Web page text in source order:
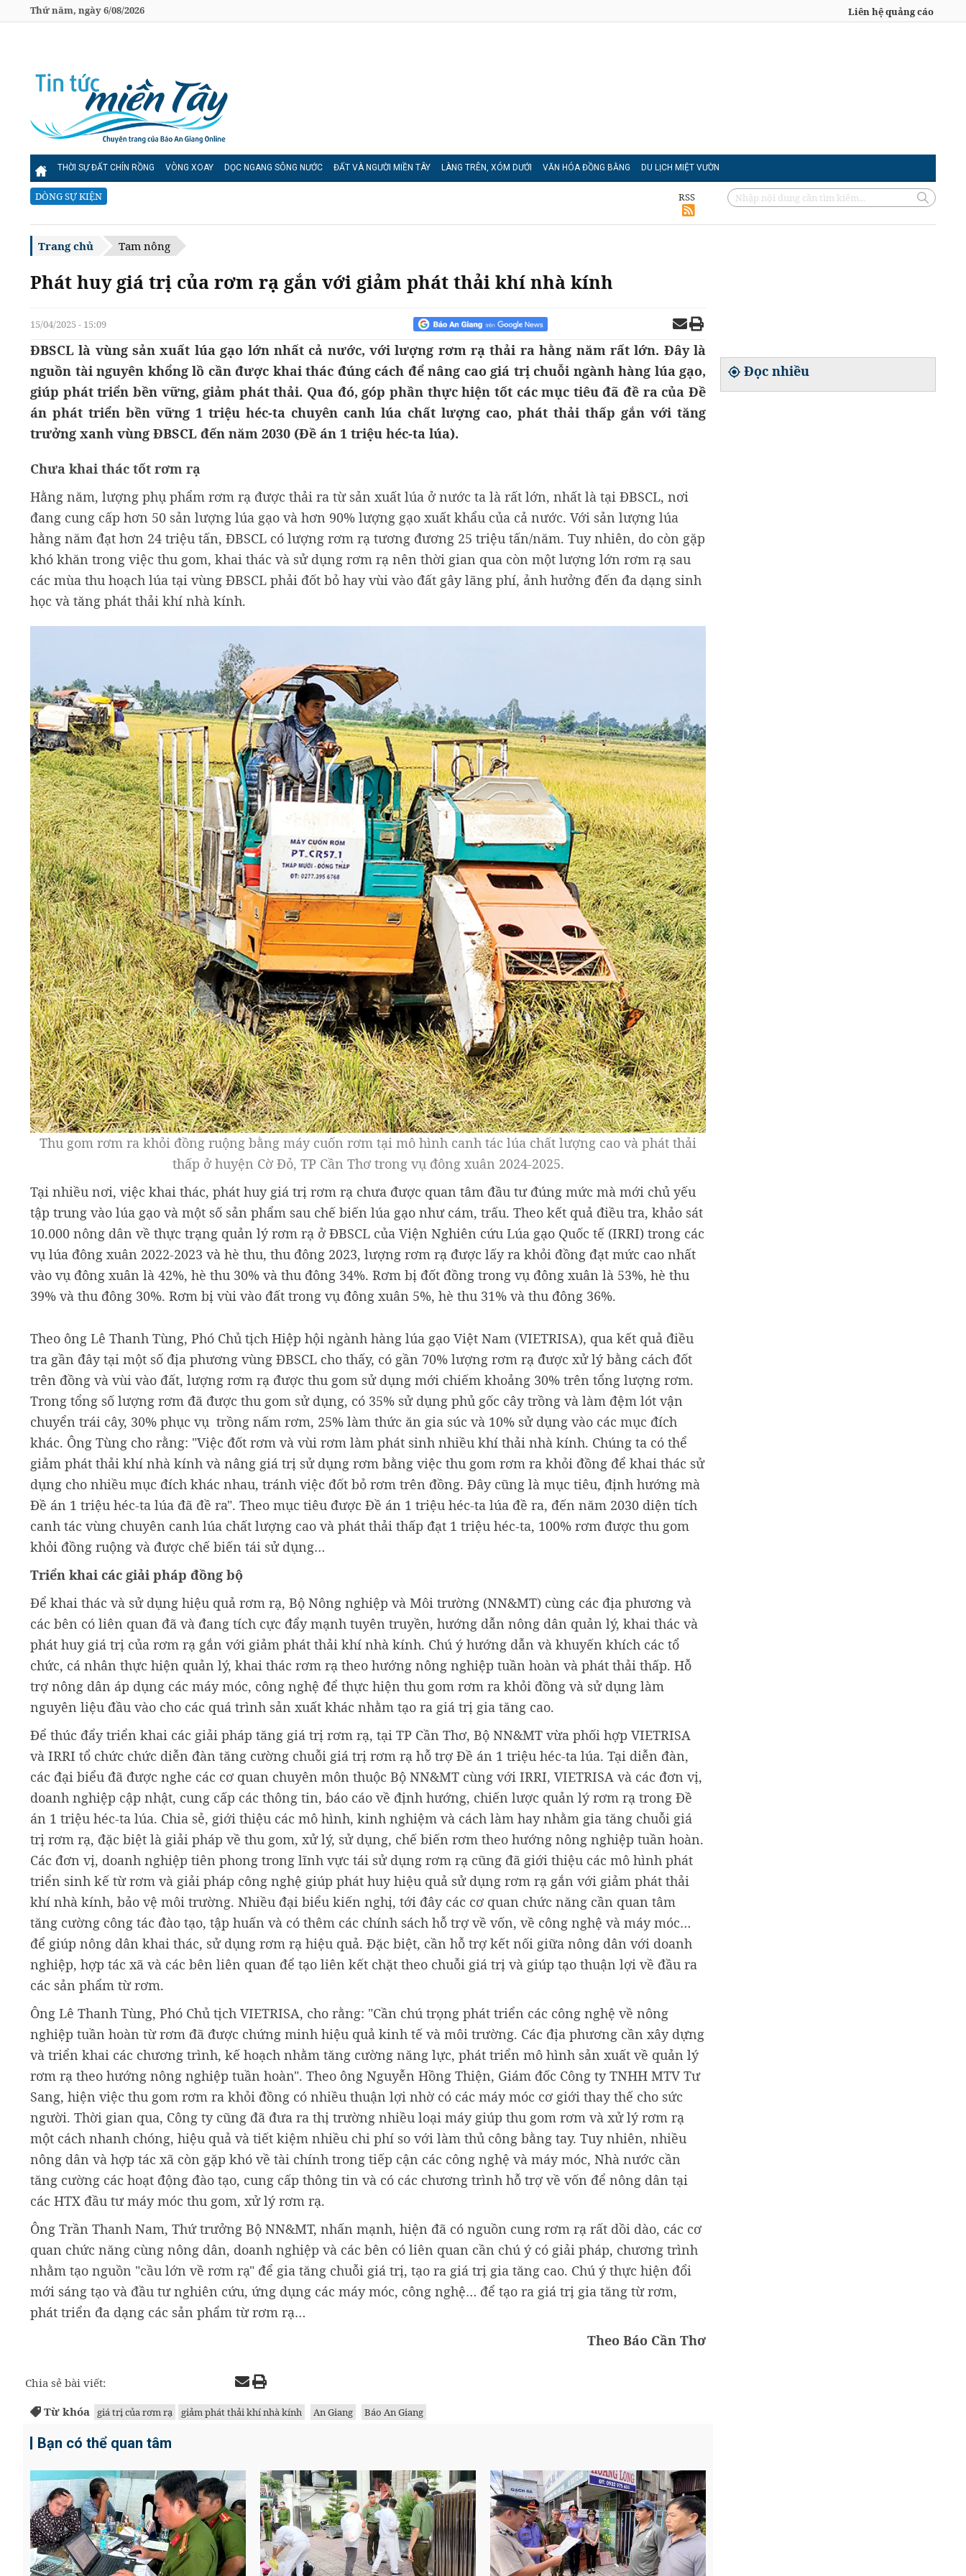
Thứ năm, ngày 6/08/2026 Liên hệ quảng cáo
THỜI SỰ ĐẤT CHÍN RỒNG VÒNG XOAY DỌC NGANG SÔNG NƯỚC ĐẤT VÀ NGƯỜI MIỀN TÂY LÀNG TRÊN, XÓM DƯỚI VĂN HÓA ĐỒNG BẰNG DU LỊCH MIỆT VƯỜN
DÒNG SỰ KIỆN RSS
Trang chủ Tam nông
Phát huy giá trị của rơm rạ gắn với giảm phát thải khí nhà kính
15/04/2025 - 15:09
ĐBSCL là vùng sản xuất lúa gạo lớn nhất cả nước, với lượng rơm rạ thải ra hằng năm rất lớn. Đây là
nguồn tài nguyên khổng lồ cần được khai thác đúng cách để nâng cao giá trị chuỗi ngành hàng lúa gạo,
giúp phát triển bền vững, giảm phát thải. Qua đó, góp phần thực hiện tốt các mục tiêu đã đề ra của Đề
án phát triển bền vững 1 triệu héc-ta chuyên canh lúa chất lượng cao, phát thải thấp gắn với tăng
trưởng xanh vùng ĐBSCL đến năm 2030 (Đề án 1 triệu héc-ta lúa).
Chưa khai thác tốt rơm rạ
Hằng năm, lượng phụ phẩm rơm rạ được thải ra từ sản xuất lúa ở nước ta là rất lớn, nhất là tại ĐBSCL, nơi
đang cung cấp hơn 50 sản lượng lúa gạo và hơn 90% lượng gạo xuất khẩu của cả nước. Với sản lượng lúa
hằng năm đạt hơn 24 triệu tấn, ĐBSCL có lượng rơm rạ tương đương 25 triệu tấn/năm. Tuy nhiên, do còn gặp
khó khăn trong việc thu gom, khai thác và sử dụng rơm rạ nên thời gian qua còn một lượng lớn rơm rạ sau
các mùa thu hoạch lúa tại vùng ĐBSCL phải đốt bỏ hay vùi vào đất gây lãng phí, ảnh hưởng đến đa dạng sinh
học và tăng phát thải khí nhà kính.
Thu gom rơm ra khỏi đồng ruộng bằng máy cuốn rơm tại mô hình canh tác lúa chất lượng cao và phát thải
thấp ở huyện Cờ Đỏ, TP Cần Thơ trong vụ đông xuân 2024-2025.
Tại nhiều nơi, việc khai thác, phát huy giá trị rơm rạ chưa được quan tâm đầu tư đúng mức mà mới chủ yếu
tập trung vào lúa gạo và một số sản phẩm sau chế biến lúa gạo như cám, trấu. Theo kết quả điều tra, khảo sát
10.000 nông dân về thực trạng quản lý rơm rạ ở ĐBSCL của Viện Nghiên cứu Lúa gạo Quốc tế (IRRI) trong các
vụ lúa đông xuân 2022-2023 và hè thu, thu đông 2023, lượng rơm rạ được lấy ra khỏi đồng đạt mức cao nhất
vào vụ đông xuân là 42%, hè thu 30% và thu đông 34%. Rơm bị đốt đồng trong vụ đông xuân là 53%, hè thu
39% và thu đông 30%. Rơm bị vùi vào đất trong vụ đông xuân 5%, hè thu 31% và thu đông 36%.
Theo ông Lê Thanh Tùng, Phó Chủ tịch Hiệp hội ngành hàng lúa gạo Việt Nam (VIETRISA), qua kết quả điều
tra gần đây tại một số địa phương vùng ĐBSCL cho thấy, có gần 70% lượng rơm rạ được xử lý bằng cách đốt
trên đồng và vùi vào đất, lượng rơm rạ được thu gom sử dụng mới chiếm khoảng 30% trên tổng lượng rơm.
Trong tổng số lượng rơm đã được thu gom sử dụng, có 35% sử dụng phủ gốc cây trồng và làm đệm lót vận
chuyển trái cây, 30% phục vụ trồng nấm rơm, 25% làm thức ăn gia súc và 10% sử dụng vào các mục đích
khác. Ông Tùng cho rằng: "Việc đốt rơm và vùi rơm làm phát sinh nhiều khí thải nhà kính. Chúng ta có thể
giảm phát thải khí nhà kính và nâng giá trị sử dụng rơm bằng việc thu gom rơm ra khỏi đồng để khai thác sử
dụng cho nhiều mục đích khác nhau, tránh việc đốt bỏ rơm trên đồng. Đây cũng là mục tiêu, định hướng mà
Đề án 1 triệu héc-ta lúa đã đề ra". Theo mục tiêu được Đề án 1 triệu héc-ta lúa đề ra, đến năm 2030 diện tích
canh tác vùng chuyên canh lúa chất lượng cao và phát thải thấp đạt 1 triệu héc-ta, 100% rơm được thu gom
khỏi đồng ruộng và được chế biến tái sử dụng…
Triển khai các giải pháp đồng bộ
Để khai thác và sử dụng hiệu quả rơm rạ, Bộ Nông nghiệp và Môi trường (NN&MT) cùng các địa phương và
các bên có liên quan đã và đang tích cực đẩy mạnh tuyên truyền, hướng dẫn nông dân quản lý, khai thác và
phát huy giá trị của rơm rạ gắn với giảm phát thải khí nhà kính. Chú ý hướng dẫn và khuyến khích các tổ
chức, cá nhân thực hiện quản lý, khai thác rơm rạ theo hướng nông nghiệp tuần hoàn và phát thải thấp. Hỗ
trợ nông dân áp dụng các máy móc, công nghệ để thực hiện thu gom rơm ra khỏi đồng và sử dụng làm
nguyên liệu đầu vào cho các quá trình sản xuất khác nhằm tạo ra giá trị gia tăng cao.
Để thúc đẩy triển khai các giải pháp tăng giá trị rơm rạ, tại TP Cần Thơ, Bộ NN&MT vừa phối hợp VIETRISA
và IRRI tổ chức chức diễn đàn tăng cường chuỗi giá trị rơm rạ hỗ trợ Đề án 1 triệu héc-ta lúa. Tại diễn đàn,
các đại biểu đã được nghe các cơ quan chuyên môn thuộc Bộ NN&MT cùng với IRRI, VIETRISA và các đơn vị,
doanh nghiệp cập nhật, cung cấp các thông tin, báo cáo về định hướng, chiến lược quản lý rơm rạ trong Đề
án 1 triệu héc-ta lúa. Chia sẻ, giới thiệu các mô hình, kinh nghiệm và cách làm hay nhằm gia tăng chuỗi giá
trị rơm rạ, đặc biệt là giải pháp về thu gom, xử lý, sử dụng, chế biến rơm theo hướng nông nghiệp tuần hoàn.
Các đơn vị, doanh nghiệp tiên phong trong lĩnh vực tái sử dụng rơm rạ cũng đã giới thiệu các mô hình phát
triển sinh kế từ rơm và giải pháp công nghệ giúp phát huy hiệu quả sử dụng rơm rạ gắn với giảm phát thải
khí nhà kính, bảo vệ môi trường. Nhiều đại biểu kiến nghị, tới đây các cơ quan chức năng cần quan tâm
tăng cường công tác đào tạo, tập huấn và có thêm các chính sách hỗ trợ về vốn, về công nghệ và máy móc…
để giúp nông dân khai thác, sử dụng rơm rạ hiệu quả. Đặc biệt, cần hỗ trợ kết nối giữa nông dân với doanh
nghiệp, hợp tác xã và các bên liên quan để tạo liên kết chặt theo chuỗi giá trị và giúp tạo thuận lợi về đầu ra
các sản phẩm từ rơm.
Ông Lê Thanh Tùng, Phó Chủ tịch VIETRISA, cho rằng: "Cần chú trọng phát triển các công nghệ về nông
nghiệp tuần hoàn từ rơm đã được chứng minh hiệu quả kinh tế và môi trường. Các địa phương cần xây dựng
và triển khai các chương trình, kế hoạch nhằm tăng cường năng lực, phát triển mô hình sản xuất về quản lý
rơm rạ theo hướng nông nghiệp tuần hoàn". Theo ông Nguyễn Hồng Thiện, Giám đốc Công ty TNHH MTV Tư
Sang, hiện việc thu gom rơm ra khỏi đồng có nhiều thuận lợi nhờ có các máy móc cơ giới thay thế cho sức
người. Thời gian qua, Công ty cũng đã đưa ra thị trường nhiều loại máy giúp thu gom rơm và xử lý rơm rạ
một cách nhanh chóng, hiệu quả và tiết kiệm nhiều chi phí so với làm thủ công bằng tay. Tuy nhiên, nhiều
nông dân và hợp tác xã còn gặp khó về tài chính trong tiếp cận các công nghệ và máy móc, Nhà nước cần
tăng cường các hoạt động đào tạo, cung cấp thông tin và có các chương trình hỗ trợ về vốn để nông dân tại
các HTX đầu tư máy móc thu gom, xử lý rơm rạ.
Ông Trần Thanh Nam, Thứ trưởng Bộ NN&MT, nhấn mạnh, hiện đã có nguồn cung rơm rạ rất dồi dào, các cơ
quan chức năng cùng nông dân, doanh nghiệp và các bên có liên quan cần chú ý có giải pháp, chương trình
nhằm tạo nguồn "cầu lớn về rơm rạ" để gia tăng chuỗi giá trị, tạo ra giá trị gia tăng cao. Chú ý thực hiện đổi
mới sáng tạo và đầu tư nghiên cứu, ứng dụng các máy móc, công nghệ… để tạo ra giá trị gia tăng từ rơm,
phát triển đa dạng các sản phẩm từ rơm rạ…
Theo Báo Cần Thơ
Chia sẻ bài viết:
Từ khóa
giá trị của rơm rạ giảm phát thải khí nhà kính An Giang Báo An Giang
Bạn có thể quan tâm
Đọc nhiều